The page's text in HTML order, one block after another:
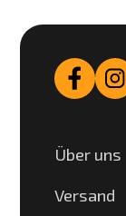
Über uns
Versand